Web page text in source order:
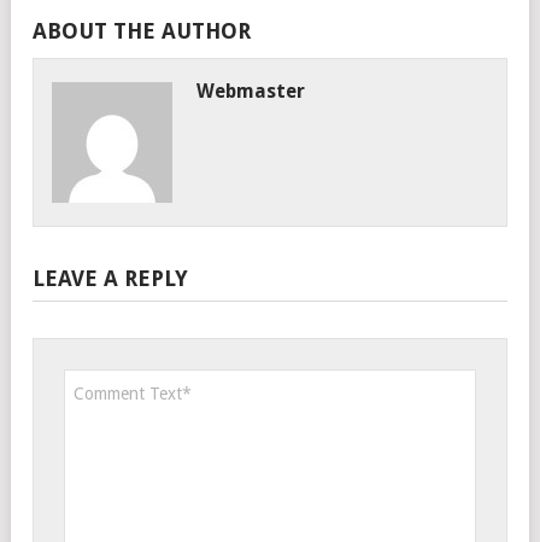
ABOUT THE AUTHOR
Webmaster
LEAVE A REPLY